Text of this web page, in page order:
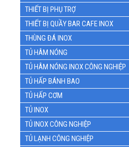
THIẾT BỊ PHỤ TRỢ
THIẾT BỊ QUẦY BAR CAFE INOX
THÙNG ĐÁ INOX
TỦ HÂM NÓNG
TỦ HÂM NÓNG INOX CÔNG NGHIỆP
TỦ HẤP BÁNH BAO
TỦ HẤP CƠM
TỦ INOX
TỦ INOX CÔNG NGHIỆP
TỦ LẠNH CÔNG NGHIỆP